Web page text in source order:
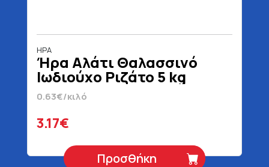
ΗΡΑ
Ήρα Αλάτι Θαλασσινό
Ιωδιούχο Ριζάτο 5 kg
0.63€/κιλό
3.17€
Προσθήκη